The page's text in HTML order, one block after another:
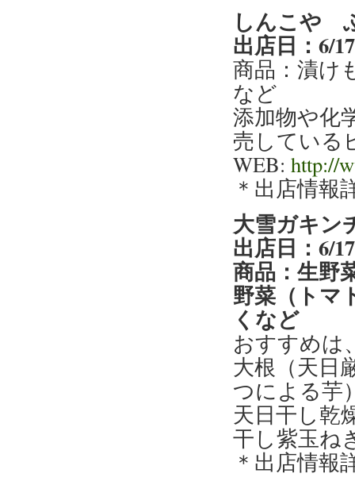
しんこや
出店日：6/
商品：漬け
など
添加物や化
売している
WEB: http://
＊出店情報
大雪ガキン
出店日：6/
商品：生野
野菜（トマ
くなど
おすすめは
大根（天日
つによる芋
天日干し乾
干し紫玉ね
＊出店情報